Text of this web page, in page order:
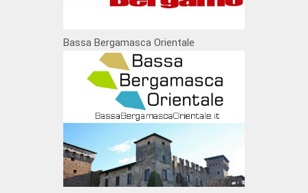
Bassa Bergamasca Orientale